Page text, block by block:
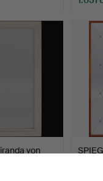
von